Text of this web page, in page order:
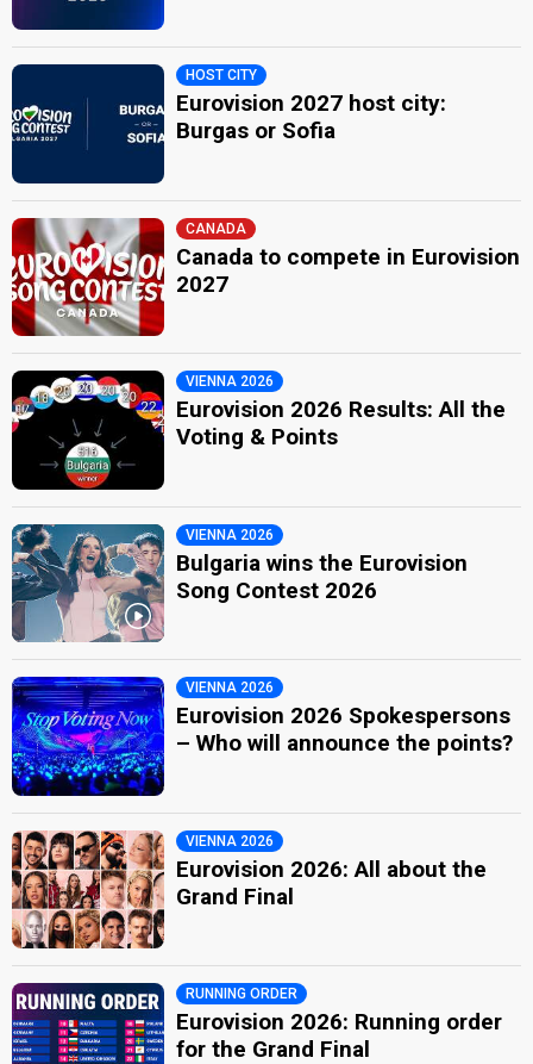
HOST CITY
Eurovision 2027 host city:
Burgas or Sofia
CANADA
Canada to compete in Eurovision
2027
VIENNA 2026
Eurovision 2026 Results: All the
Voting & Points
VIENNA 2026
Bulgaria wins the Eurovision
Song Contest 2026
VIENNA 2026
Eurovision 2026 Spokespersons
– Who will announce the points?
VIENNA 2026
Eurovision 2026: All about the
Grand Final
RUNNING ORDER
Eurovision 2026: Running order
for the Grand Final